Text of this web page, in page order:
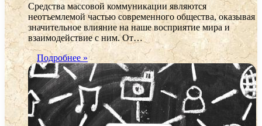
Средства массовой коммуникации являются
неотъемлемой частью современного общества, оказывая
значительное влияние на наше восприятие мира и
взаимодействие с ним. От…
Подробнее »